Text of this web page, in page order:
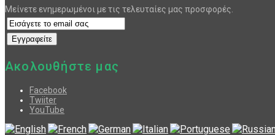
Μείνετε ενημερωμένοι με τις τελευταίες μας προσφορές.
Ακολουθήστε μας
Facebook
Twiiter
YouTube